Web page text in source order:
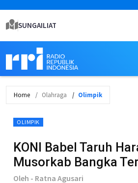
SUNGAILIAT
Home Olahraga Olimpik
OLIMPIK
KONI Babel Taruh
Musorkab Bangka
Oleh - Ratna Agusari